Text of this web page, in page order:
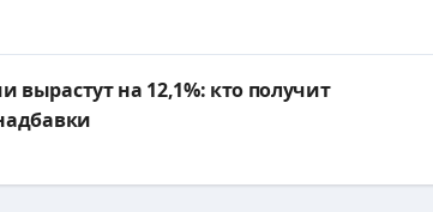
вырастут на 12,1%: кто получит